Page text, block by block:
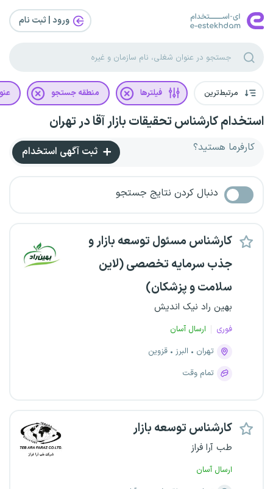
ورود | ثبت‌ نام
مرتبط‌ترین فیلترها منطقه جستجو
استخدام کارشناس تحقیقات بازار آقا در تهران
کارفرما هستید؟ ثبت آگهی استخدام
دنبال کردن نتایج جستجو
کارشناس مسئول توسعه بازار و
جذب سرمایه تخصصی (لاین
سلامت و پزشکان)
بهین راد نیک اندیش
فوری
ارسال آسان
تهران
البرز
قزوین
تمام وقت
کارشناس توسعه بازار
طب آرا فراز
ارسال آسان